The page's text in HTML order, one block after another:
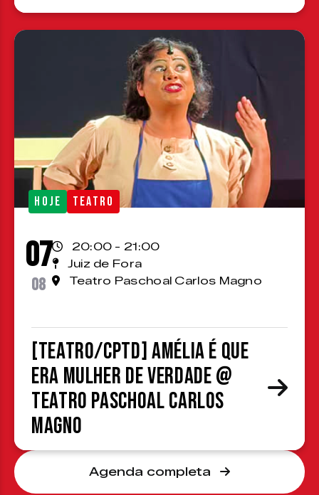
HOJE TEATRO
07
08
20:00 - 21:00
Juiz de Fora
Teatro Paschoal Carlos Magno
[TEATRO/CPTD] Amélia é que
era mulher de verdade @
Teatro Paschoal Carlos
Magno
Agenda completa